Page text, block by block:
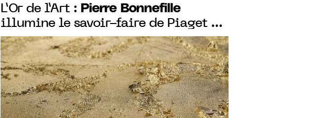
L’Or de l’Art : Pierre Bonnefille
illumine le savoir-faire de Piaget au
salon Art Dubai !